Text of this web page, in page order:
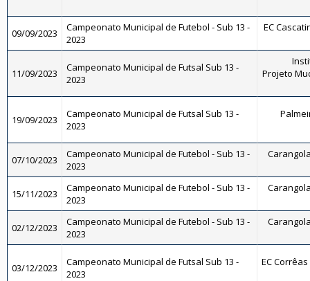
09/09/2023
Campeonato Municipal de Futebol - Sub 13 -
2023
EC
11/09/2023
Campeonato Municipal de Futsal Sub 13 -
2023
Projeto
19/09/2023
Campeonato Municipal de Futsal Sub 13 -
2023
07/10/2023
Campeonato Municipal de Futebol - Sub 13 -
2023
15/11/2023
Campeonato Municipal de Futebol - Sub 13 -
2023
02/12/2023
Campeonato Municipal de Futebol - Sub 13 -
2023
03/12/2023
Campeonato Municipal de Futsal Sub 13 -
2023
EC